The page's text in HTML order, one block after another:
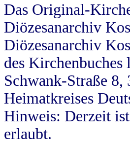
Das Original-
Diözesanarchiv
Diözesanarchiv
des
Schwank-Straße
Heimatkreises
Hinweis: Derzeit
erlaubt.